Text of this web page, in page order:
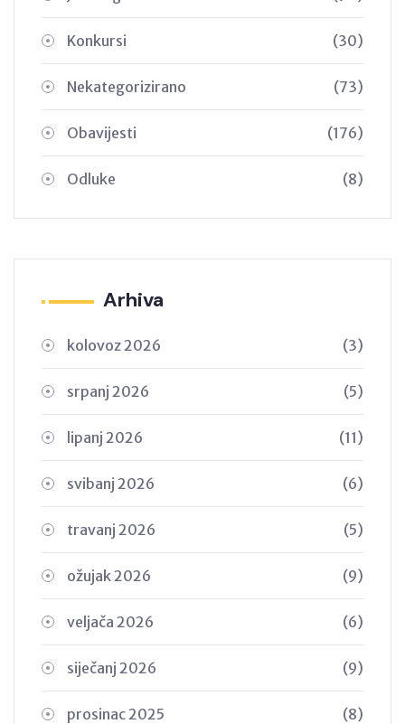
Konkursi (30)
Nekategorizirano (73)
Obavijesti (176)
Odluke (8)
Arhiva
kolovoz 2026 (3)
srpanj 2026 (5)
lipanj 2026 (11)
svibanj 2026 (6)
travanj 2026 (5)
ožujak 2026 (9)
veljača 2026 (6)
siječanj 2026 (9)
prosinac 2025 (8)